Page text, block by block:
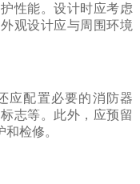
性能。设计时应考虑
观设计应与周围环境
应配置必要的消防器
志等。此外，应预留
检修。